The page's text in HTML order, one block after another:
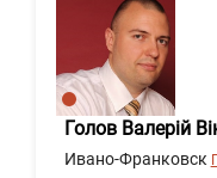
Голов Валерій
Ивано-Франковск